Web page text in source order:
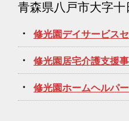
青森県八戸市大字
・ 修光園デイサービス
・ 修光園居宅介護支援
・ 修光園ホームヘルパ